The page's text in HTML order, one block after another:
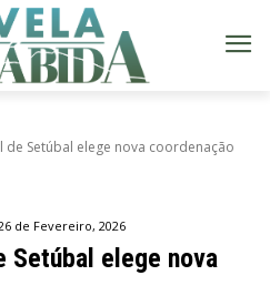
de Setúbal elege nova coordenação
de Fevereiro, 2026
Setúbal elege nova